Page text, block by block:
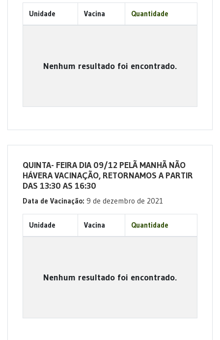
Unidade Vacina Quantidade
Nenhum resultado foi encontrado.
QUINTA- FEIRA DIA 09/12 PELÃ MANHÃ NÃO
HÁVERA VACINAÇÃO, RETORNAMOS A PARTIR
DAS 13:30 AS 16:30
Data de Vacinação: 9 de dezembro de 2021
Unidade Vacina Quantidade
Nenhum resultado foi encontrado.